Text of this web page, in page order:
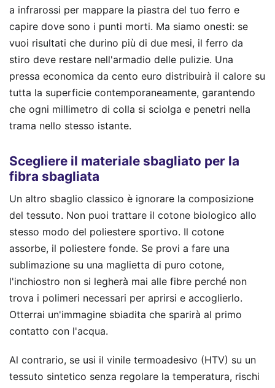
a infrarossi per mappare la piastra del tuo ferro e
capire dove sono i punti morti. Ma siamo onesti: se
vuoi risultati che durino più di due mesi, il ferro da
stiro deve restare nell'armadio delle pulizie. Una
pressa economica da cento euro distribuirà il calore su
tutta la superficie contemporaneamente, garantendo
che ogni millimetro di colla si sciolga e penetri nella
trama nello stesso istante.
Scegliere il materiale sbagliato per la
fibra sbagliata
Un altro sbaglio classico è ignorare la composizione
del tessuto. Non puoi trattare il cotone biologico allo
stesso modo del poliestere sportivo. Il cotone
assorbe, il poliestere fonde. Se provi a fare una
sublimazione su una maglietta di puro cotone,
l'inchiostro non si legherà mai alle fibre perché non
trova i polimeri necessari per aprirsi e accoglierlo.
Otterrai un'immagine sbiadita che sparirà al primo
contatto con l'acqua.
Al contrario, se usi il vinile termoadesivo (HTV) su un
tessuto sintetico senza regolare la temperatura, rischi